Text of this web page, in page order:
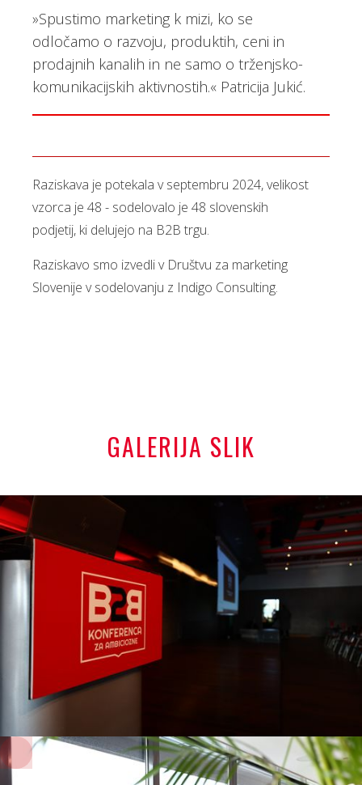
»Spustimo marketing k mizi, ko se
odločamo o razvoju, produktih, ceni in
prodajnih kanalih in ne samo o trženjsko-
komunikacijskih aktivnostih.« Patricija Jukić.
Raziskava je potekala v septembru 2024, velikost
vzorca je 48 - sodelovalo je 48 slovenskih
podjetij, ki delujejo na B2B trgu.
Raziskavo smo izvedli v Društvu za marketing
Slovenije v sodelovanju z Indigo Consulting.
GALERIJA SLIK
+